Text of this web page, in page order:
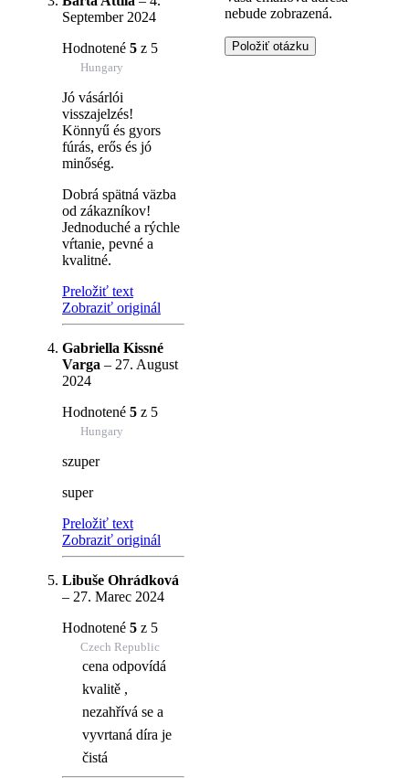
September 2024
Hodnotené 5 z 5
Hungary
Jó vásárlói
visszajelzés!
Könnyű és gyors
fúrás, erős és jó
minőség.
Dobrá spätná väzba
od zákazníkov!
Jednoduché a rýchle
vŕtanie, pevné a
kvalitné.
Preložiť text
Zobraziť originál
Gabriella Kissné
Varga – 27. August
2024
Hodnotené 5 z 5
Hungary
szuper
super
Preložiť text
Zobraziť originál
Libuše Ohrádková
– 27. Marec 2024
Hodnotené 5 z 5
Czech Republic
cena odpovídá
kvalitě ,
nezahřívá se a
vyvrtaná díra je
čistá
nebude zobrazená.